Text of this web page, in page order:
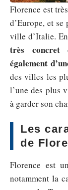
Florence est
d’Europe, et
ville d’Italie.
très concret
également
des villes les
l’une des plus
à garder son
Les
de
Florence est
notamment la